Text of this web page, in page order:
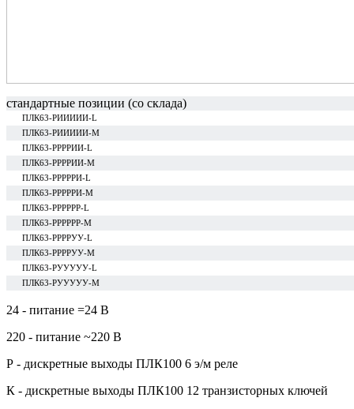
стандартные позиции (со склада)
ПЛК63-РИИИИИ-L
ПЛК63-РИИИИИ-М
ПЛК63-РРРРИИ-L
ПЛК63-РРРРИИ-М
ПЛК63-РРРРРИ-L
ПЛК63-РРРРРИ-М
ПЛК63-РРРРРР-L
ПЛК63-РРРРРР-М
ПЛК63-РРРРУУ-L
ПЛК63-РРРРУУ-М
ПЛК63-РУУУУУ-L
ПЛК63-РУУУУУ-М
24 - питание =24 В
220 - питание ~220 В
Р - дискретные выходы ПЛК100 6 э/м реле
К - дискретные выходы ПЛК100 12 транзисторных ключей